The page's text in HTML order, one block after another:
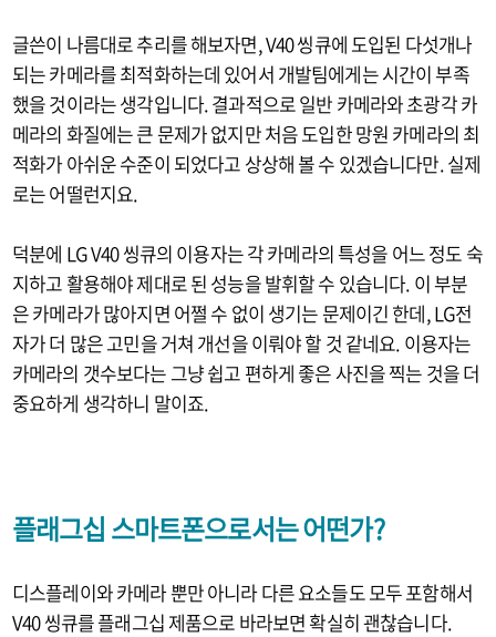
글쓴이 나름대로 추리를 해보자면, V40 씽큐에 도입된 다섯개나
되는 카메라를 최적화하는데 있어서 개발팀에게는 시간이 부족
했을 것이라는 생각입니다. 결과적으로 일반 카메라와 초광각 카
메라의 화질에는 큰 문제가 없지만 처음 도입한 망원 카메라의 최
적화가 아쉬운 수준이 되었다고 상상해 볼 수 있겠습니다만. 실제
로는 어떨런지요.
덕분에 LG V40 씽큐의 이용자는 각 카메라의 특성을 어느 정도 숙
지하고 활용해야 제대로 된 성능을 발휘할 수 있습니다. 이 부분
은 카메라가 많아지면 어쩔 수 없이 생기는 문제이긴 한데, LG전
자가 더 많은 고민을 거쳐 개선을 이뤄야 할 것 같네요. 이용자는
카메라의 갯수보다는 그냥 쉽고 편하게 좋은 사진을 찍는 것을 더
중요하게 생각하니 말이죠.
플래그십 스마트폰으로서는 어떤가?
디스플레이와 카메라 뿐만 아니라 다른 요소들도 모두 포함해서
V40 씽큐를 플래그십 제품으로 바라보면 확실히 괜찮습니다.